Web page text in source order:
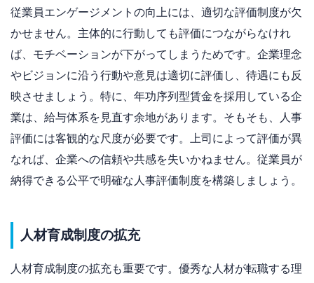
従業員エンゲージメントの向上には、適切な評価制度が欠
かせません。主体的に行動しても評価につながらなけれ
ば、モチベーションが下がってしまうためです。企業理念
やビジョンに沿う行動や意見は適切に評価し、待遇にも反
映させましょう。特に、年功序列型賃金を採用している企
業は、給与体系を見直す余地があります。そもそも、人事
評価には客観的な尺度が必要です。上司によって評価が異
なれば、企業への信頼や共感を失いかねません。従業員が
納得できる公平で明確な人事評価制度を構築しましょう。
人材育成制度の拡充
人材育成制度の拡充も重要です。優秀な人材が転職する理